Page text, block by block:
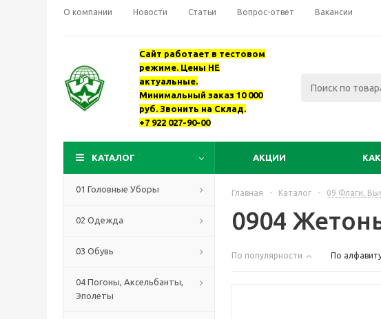
О компании Новости Статьи Вопрос-ответ Вакансии
Сайт работает в тестовом
режиме. Цены НЕ
актуальные.
Минимальный заказ 10 000
руб. Звонить на Склад.
+7 922 027-90-00
КАТАЛОГ АКЦИИ
01 Головные Уборы
02 Одежда
03 Обувь
04 Погоны, Аксельбанты,
Эполеты
Главная - Каталог - 09 Флаги,
0904
По популярности По